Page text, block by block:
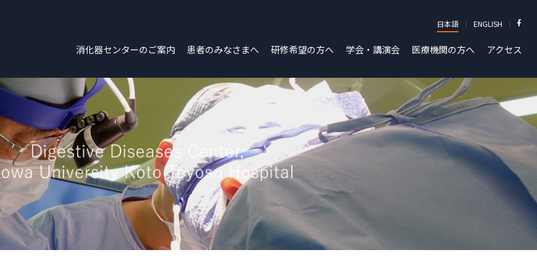
日本語 ENGLISH
消化器センターのご案内 患者のみなさまへ 研修希望の方へ 学会・講演会 医療機関の方へ アクセス